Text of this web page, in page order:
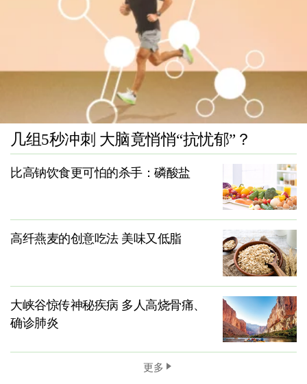
几组5秒冲刺 大脑竟悄悄“抗忧郁”？
比高钠饮食更可怕的杀手：磷酸盐
高纤燕麦的创意吃法 美味又低脂
大峡谷惊传神秘疾病 多人高烧骨痛、
确诊肺炎
更多